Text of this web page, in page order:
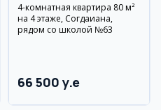
4-комнатная квартира 80 м²
на 4 этаже, Согдаиана,
рядом со школой №63
66 500 y.e